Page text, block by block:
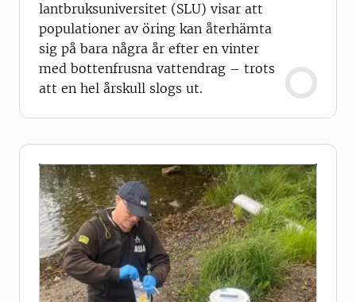
lantbruksuniversitet (SLU) visar att
populationer av öring kan återhämta
sig på bara några år efter en vinter
med bottenfrusna vattendrag – trots
att en hel årskull slogs ut.